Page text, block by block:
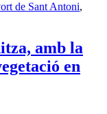
de Sant Antoni,
amb la
en